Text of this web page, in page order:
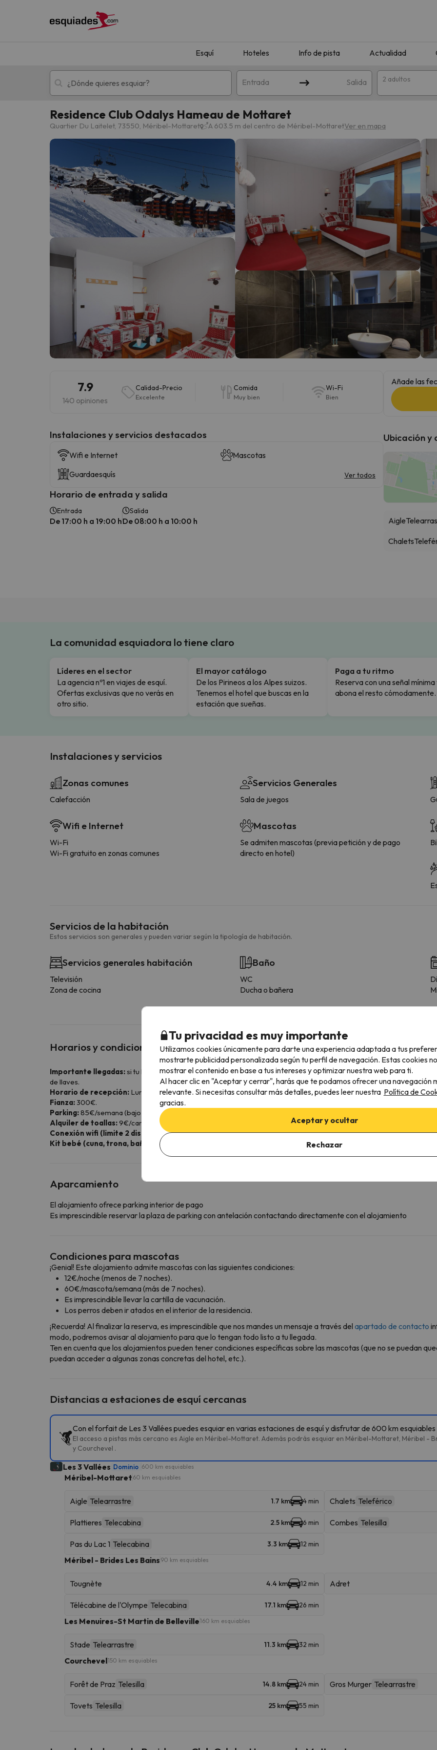
Esquí Hoteles Info de pista Actualidad
Entrada Salida 2 adultos
Esquí Escapadas
¡Vaya! No hemos encontrado ningún resultado que coincida con tu búsqueda. Prueba a modificar el destino.
¡Vaya! Parece que nuestro buscador ha perdido el norte. En cuanto encuentre su brújula vuelve.
Residence Club Odalys Hameau de Mottaret
Quartier Du Laitelet, 73550, Méribel-Mottaret A 603.5 m del centro de Méribel-MottaretVer en mapa
7.9
140 opiniones
Calidad-Precio
Excelente
Comida
Muy bien
Wi-Fi
Bien
Instalaciones y servicios destacados
Wifi e Internet
Mascotas
Guardaesquís
Ver todos
Horario de entrada y salida
Entrada
De 17:00 h a 19:00 h
Salida
De 08:00 h a 10:00 h
Añade las
Ubicación y
Aigle
Chalets
La comunidad esquiadora lo tiene claro
Líderes en el sector
La agencia nº1 en viajes de esquí.
Ofertas exclusivas que no verás en
otro sitio.
El mayor catálogo
De los Pirineos a los Alpes suizos.
Tenemos el hotel que buscas en la
estación que sueñas.
Paga a tu ritmo
Reserva con una señal mínima
abona el resto cómodamente.
Instalaciones y servicios
Zonas comunes
Calefacción
Wifi e Internet
Wi-Fi
Wi-Fi gratuito en zonas comunes
Servicios Generales
Sala de juegos
Mascotas
Se admiten mascotas (previa petición y de pago
directo en hotel)
Servicios de la habitación
Estos servicios son generales y pueden variar según la tipología de habitación.
Servicios generales habitación
Televisión
Zona de cocina
Baño
WC
Ducha o bañera
Horarios y condiciones especiales
Importante llegadas:si tu llegada se efectuará fuera del horario establecido es imprescindible contactar con la
de llaves.
Horario de recepción: Lunes, martes, miércoles, jueves, viernes y domingo: de 09:00 h a 12:00 h y de 16:00 h a
Fianza:300€.
Parking:85€/semana (bajo petición y disponibilidad). No accesible coche con baca.
Alquiler de toallas:9€/cambio.
Conexión wifi (limite 2 dispositivos):8€/día; 22€/semana; 30€/quincena. El pack de 4 conexiones tiene un precio
Kit bebé (cuna, trona, bañera):
Aparcamiento
El alojamiento ofrece parking interior de pago
Es imprescindible reservar la plaza de parking con antelación contactando directamente con el alojamiento
Condiciones para mascotas
¡Genial! Este alojamiento admite mascotas con las siguientes condiciones:
12€/noche (menos de 7 noches).
60€/mascota/semana (más de 7 noches).
Es imprescindible llevar la cartilla de vacunación.
Los perros deben ir atados en el interior de la residencia.
¡Recuerda! Al finalizar la reserva, es imprescindible que nos mandes un mensaje a través del apartado de contacto
modo, podremos avisar al alojamiento para que lo tengan todo listo a tu llegada.
Ten en cuenta que los alojamientos pueden tener condiciones específicas sobre las mascotas (que no se puedan
puedan acceder a algunas zonas concretas del hotel, etc.).
Distancias a estaciones de esquí cercanas
Con el forfait de Les 3 Vallées puedes esquiar en varias estaciones de esquí y disfrutar de 600 km esquiables
El acceso a pistas más cercano es Aigle en Méribel-Mottaret. Además podrás esquiar en Méribel-Mottaret, Méribel -
y Courchevel .
Les 3 Vallées Dominio 600 km esquiables
Méribel-Mottaret 60 km esquiables
Aigle Telearrastre 1.7 km 4 min Chalets Teleférico
Plattieres Telecabina 2.5 km 6 min Combes Telesilla
Pas du Lac 1 Telecabina 3.3 km 12 min
Méribel - Brides Les Bains 90 km esquiables
Tougnète 4.4 km 12 min Adret
Télécabine de l'Olympe Telecabina 17.1 km 26 min
Les Menuires-St Martin de Belleville160 km esquiables
Stade Telearrastre 11.3 km 32 min
Courchevel150 km esquiables
Forêt de Praz Telesilla 14.8 km 24 min Gros Murger Telearrastre
Tovets Telesilla 25 km 55 min
Tu privacidad es muy importante
Utilizamos cookies únicamente para darte una experiencia adaptada a tus
mostrarte publicidad personalizada según tu perfil de navegación. Estas cookies
mostrar el contenido en base a tus intereses y optimizar nuestra web para ti.
Al hacer clic en "Aceptar y cerrar", harás que te podamos ofrecer una navegación
relevante. Si necesitas consultar más detalles, puedes leer nuestra Política de
gracias.
Aceptar y ocultar
Rechazar